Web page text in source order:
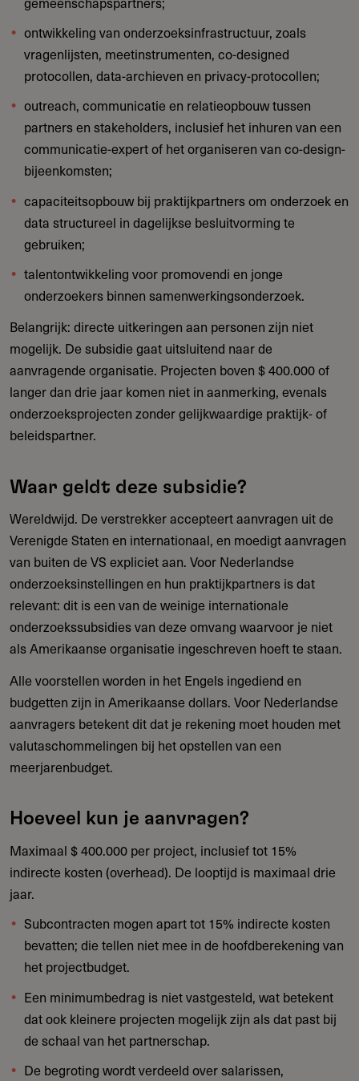
ontwikkeling van onderzoeksinfrastructuur, zoals
vragenlijsten, meetinstrumenten, co-designed
protocollen, data-archieven en privacy-protocollen;
outreach, communicatie en relatieopbouw tussen
partners en stakeholders, inclusief het inhuren van een
communicatie-expert of het organiseren van co-design-
bijeenkomsten;
capaciteitsopbouw bij praktijkpartners om onderzoek en
data structureel in dagelijkse besluitvorming te
gebruiken;
talentontwikkeling voor promovendi en jonge
onderzoekers binnen samenwerkingsonderzoek.
Belangrijk: directe uitkeringen aan personen zijn niet
mogelijk. De subsidie gaat uitsluitend naar de
aanvragende organisatie. Projecten boven $ 400.000 of
langer dan drie jaar komen niet in aanmerking, evenals
onderzoeksprojecten zonder gelijkwaardige praktijk- of
beleidspartner.
Waar geldt deze subsidie?
Wereldwijd. De verstrekker accepteert aanvragen uit de
Verenigde Staten en internationaal, en moedigt aanvragen
van buiten de VS expliciet aan. Voor Nederlandse
onderzoeksinstellingen en hun praktijkpartners is dat
relevant: dit is een van de weinige internationale
onderzoekssubsidies van deze omvang waarvoor je niet
als Amerikaanse organisatie ingeschreven hoeft te staan.
Alle voorstellen worden in het Engels ingediend en
budgetten zijn in Amerikaanse dollars. Voor Nederlandse
aanvragers betekent dit dat je rekening moet houden met
valutaschommelingen bij het opstellen van een
meerjarenbudget.
Hoeveel kun je aanvragen?
Maximaal $ 400.000 per project, inclusief tot 15%
indirecte kosten (overhead). De looptijd is maximaal drie
jaar.
Subcontracten mogen apart tot 15% indirecte kosten
bevatten; die tellen niet mee in de hoofdberekening van
het projectbudget.
Een minimumbedrag is niet vastgesteld, wat betekent
dat ook kleinere projecten mogelijk zijn als dat past bij
de schaal van het partnerschap.
De begroting wordt verdeeld over salarissen,